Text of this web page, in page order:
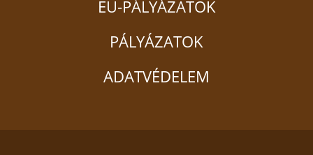
EU-PÁLYÁZATOK
PÁLYÁZATOK
ADATVÉDELEM